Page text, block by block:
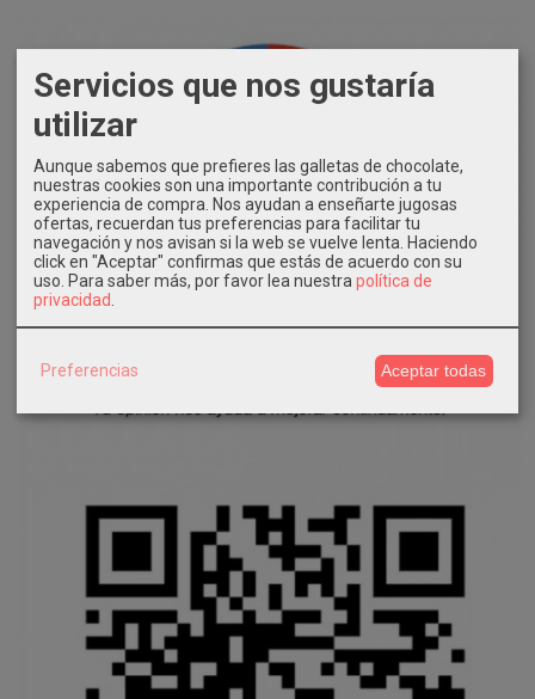
Servicios que nos gustaría
utilizar
Aunque sabemos que prefieres las galletas de chocolate,
nuestras cookies son una importante contribución a tu
experiencia de compra. Nos ayudan a enseñarte jugosas
ofertas, recuerdan tus preferencias para facilitar tu
navegación y nos avisan si la web se vuelve lenta. Haciendo
click en "Aceptar" confirmas que estás de acuerdo con su
uso. Para saber más, por favor lea nuestra política de
privacidad
Preferencias Aceptar todas